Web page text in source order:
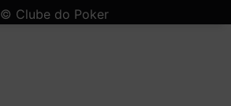
© Clube do Poker